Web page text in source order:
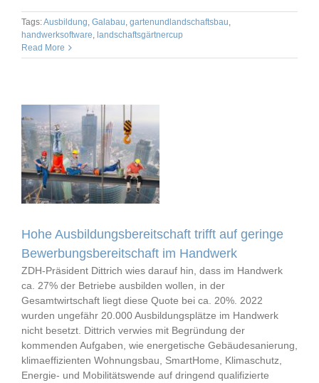
Tags:Ausbildung, Galabau, gartenundlandschaftsbau,
handwerksoftware, landschaftsgärtnercup
Read More
Hohe Ausbildungsbereitschaft trifft auf geringe
Bewerbungsbereitschaft im Handwerk
ZDH-Präsident Dittrich wies darauf hin, dass im Handwerk
ca. 27% der Betriebe ausbilden wollen, in der
Gesamtwirtschaft liegt diese Quote bei ca. 20%. 2022
wurden ungefähr 20.000 Ausbildungsplätze im Handwerk
nicht besetzt. Dittrich verwies mit Begründung der
kommenden Aufgaben, wie energetische Gebäudesanierung,
klimaeffizienten Wohnungsbau, SmartHome, Klimaschutz,
Energie- und Mobilitätswende auf dringend qualifizierte